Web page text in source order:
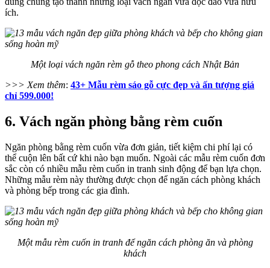
ích.
Một loại vách ngăn rèm gỗ theo phong cách Nhật Bản
>>> Xem thêm: 43+ Mẫu rèm sáo gỗ cực đẹp và ấn tượng giá
chỉ 599.000!
6. Vách ngăn phòng bằng rèm cuốn
Ngăn phòng bằng rèm cuốn vừa đơn giản, tiết kiệm chi phí lại có
thể cuộn lên bất cứ khi nào bạn muốn. Ngoài các mẫu rèm cuốn đơn
sắc còn có nhiều mẫu rèm cuốn in tranh sinh động để bạn lựa chọn.
Những mẫu rèm này thường được chọn để ngăn cách phòng khách
và phòng bếp trong các gia đình.
Một mẫu rèm cuốn in tranh để ngăn cách phòng ăn và phòng
khách